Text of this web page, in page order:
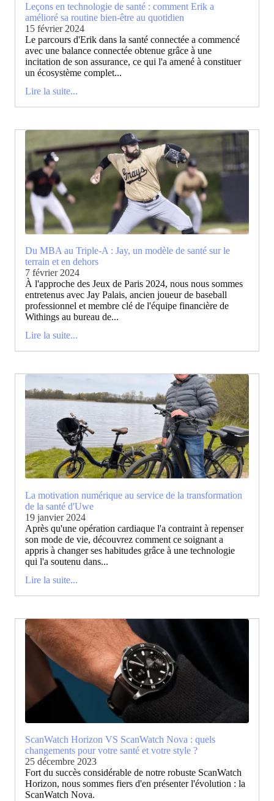
Leçons en technologie de santé : comment Erik a
amélioré sa routine bien-être au quotidien
15 février 2024
Le parcours d'Erik dans la santé connectée a commencé
avec une balance connectée obtenue grâce à une
incitation de son assurance, ce qui l'a amené à constituer
un écosystème complet...
Lire la suite...
Du MBA au Triple-A : Jay, un modèle de santé sur le
terrain et en dehors
7 février 2024
À l'approche des Jeux de Paris 2024, nous nous sommes
entretenus avec Jay Palais, ancien joueur de baseball
professionnel et membre clé de l'équipe financière de
Withings au bureau de...
Lire la suite...
La motivation numérique au service de la transformation
de la santé d'Uwe
19 janvier 2024
Après qu'une opération cardiaque l'a contraint à repenser
son mode de vie, découvrez comment ce soignant a
appris à changer ses habitudes grâce à une technologie
qui l'a soutenu dans...
Lire la suite...
ScanWatch Horizon VS ScanWatch Nova : quels
changements pour votre santé et votre style ?
25 décembre 2023
Fort du succès considérable de notre robuste ScanWatch
Horizon, nous sommes fiers d'en présenter l'évolution : la
ScanWatch Nova.